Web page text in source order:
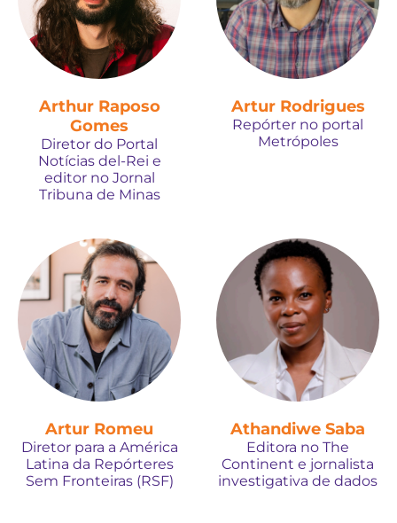
Arthur Raposo
Gomes
Diretor do Portal
Notícias del-Rei e
editor no Jornal
Tribuna de Minas
Artur Rodrigues
Repórter no portal
Metrópoles
Artur Romeu
Diretor para a América
Latina da Repórteres
Sem Fronteiras (RSF)
Athandiwe Saba
Editora no The
Continent e jornalista
investigativa de dados